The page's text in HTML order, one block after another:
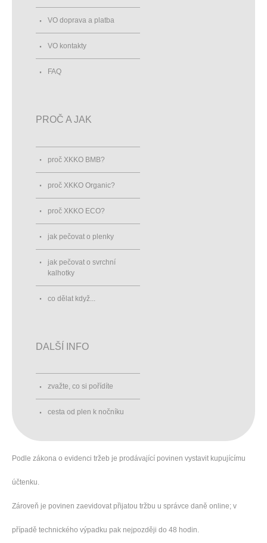
VO doprava a platba
VO kontakty
FAQ
PROČ A JAK
proč XKKO BMB?
proč XKKO Organic?
proč XKKO ECO?
jak pečovat o plenky
jak pečovat o svrchní
kalhotky
co dělat když...
DALŠÍ INFO
zvažte, co si pořídíte
cesta od plen k nočníku
Podle zákona o evidenci tržeb je prodávající povinen vystavit kupujícímu
účtenku.
Zároveň je povinen zaevidovat přijatou tržbu u správce daně online; v
případě technického výpadku pak nejpozději do 48 hodin.